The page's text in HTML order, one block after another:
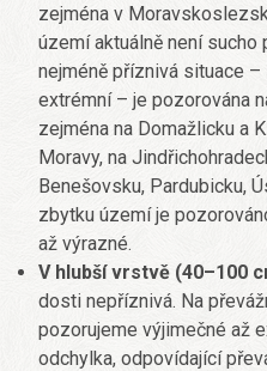
zejména v
území aktuálně není sucho
nejméně příznivá situace –
extrémní – je pozorována
zejména na Domažlicku a
Moravy, na
Benešovsku, Pardubicku,
zbytku území je
až výrazné.
V hlubší vrstvě (40–100
dosti nepříznivá. Na
pozorujeme výjimečné až
odchylka, odpovídající